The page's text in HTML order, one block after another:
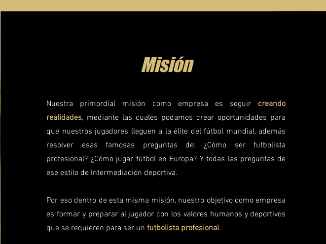
Misión
Nuestra primordial misión como empresa es seguir creando
realidades, mediante las cuales podamos crear oportunidades para
que nuestros jugadores lleguen a la élite del fútbol mundial, además
resolver esas famosas preguntas de: ¿Cómo ser futbolista
profesional? ¿Cómo jugar fútbol en Europa? Y todas las preguntas de
ese estilo de Intermediación deportiva.
Por eso dentro de esta misma misión, nuestro objetivo como empresa
es formar y preparar al jugador con los valores humanos y deportivos
que se requieren para ser unfutbolista profesional.